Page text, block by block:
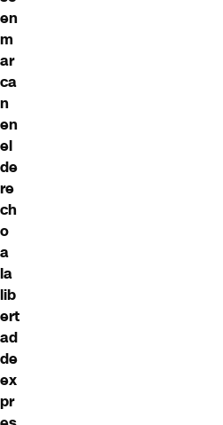
en
m
ar
ca
n
en
el
de
re
ch
o
a
la
lib
ert
ad
de
ex
pr